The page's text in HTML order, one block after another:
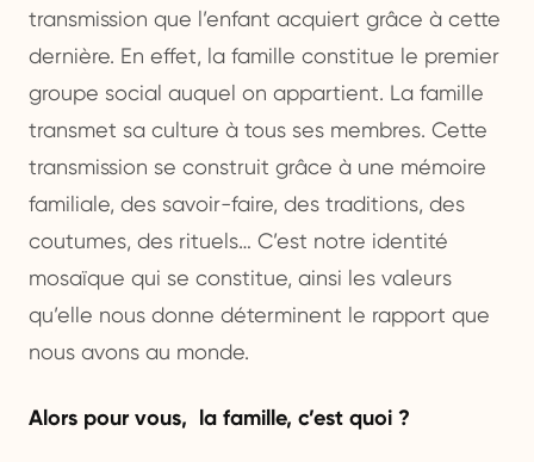
transmission que l’enfant acquiert grâce à cette
dernière. En effet, la famille constitue le premier
groupe social auquel on appartient. La famille
transmet sa culture à tous ses membres. Cette
transmission se construit grâce à une mémoire
familiale, des savoir-faire, des traditions, des
coutumes, des rituels… C’est notre identité
mosaïque qui se constitue, ainsi les valeurs
qu’elle nous donne déterminent le rapport que
nous avons au monde.
Alors pour vous, la famille, c’est quoi ?